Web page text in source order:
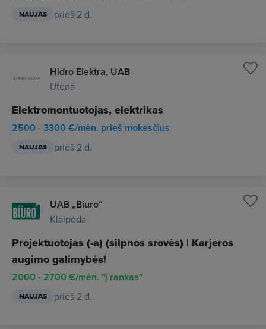
NAUJAS prieš 2 d.
Hidro Elektra, UAB
Utena
Elektromontuotojas, elektrikas
2500 - 3300 €/mėn. prieš mokesčius
NAUJAS prieš 2 d.
UAB „Biuro“
Klaipėda
Projektuotojas (-a) (silpnos srovės) | Karjeros
augimo galimybės!
2000 - 2700 €/mėn. "į rankas"
NAUJAS prieš 2 d.